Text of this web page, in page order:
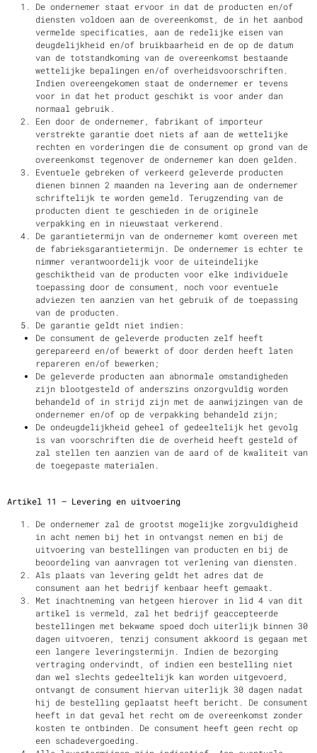
De ondernemer staat ervoor in dat de producten en/of
diensten voldoen aan de overeenkomst, de in het aanbod
vermelde specificaties, aan de redelijke eisen van
deugdelijkheid en/of bruikbaarheid en de op de datum
van de totstandkoming van de overeenkomst bestaande
wettelijke bepalingen en/of overheidsvoorschriften.
Indien overeengekomen staat de ondernemer er tevens
voor in dat het product geschikt is voor ander dan
normaal gebruik.
Een door de ondernemer, fabrikant of importeur
verstrekte garantie doet niets af aan de wettelijke
rechten en vorderingen die de consument op grond van de
overeenkomst tegenover de ondernemer kan doen gelden.
Eventuele gebreken of verkeerd geleverde producten
dienen binnen 2 maanden na levering aan de ondernemer
schriftelijk te worden gemeld. Terugzending van de
producten dient te geschieden in de originele
verpakking en in nieuwstaat verkerend.
De garantietermijn van de ondernemer komt overeen met
de fabrieksgarantietermijn. De ondernemer is echter te
nimmer verantwoordelijk voor de uiteindelijke
geschiktheid van de producten voor elke individuele
toepassing door de consument, noch voor eventuele
adviezen ten aanzien van het gebruik of de toepassing
van de producten.
De garantie geldt niet indien:
De consument de geleverde producten zelf heeft
gerepareerd en/of bewerkt of door derden heeft laten
repareren en/of bewerken;
De geleverde producten aan abnormale omstandigheden
zijn blootgesteld of anderszins onzorgvuldig worden
behandeld of in strijd zijn met de aanwijzingen van de
ondernemer en/of op de verpakking behandeld zijn;
De ondeugdelijkheid geheel of gedeeltelijk het gevolg
is van voorschriften die de overheid heeft gesteld of
zal stellen ten aanzien van de aard of de kwaliteit van
de toegepaste materialen.
Artikel 11 – Levering en uitvoering
De ondernemer zal de grootst mogelijke zorgvuldigheid
in acht nemen bij het in ontvangst nemen en bij de
uitvoering van bestellingen van producten en bij de
beoordeling van aanvragen tot verlening van diensten.
Als plaats van levering geldt het adres dat de
consument aan het bedrijf kenbaar heeft gemaakt.
Met inachtneming van hetgeen hierover in lid 4 van dit
artikel is vermeld, zal het bedrijf geaccepteerde
bestellingen met bekwame spoed doch uiterlijk binnen 30
dagen uitvoeren, tenzij consument akkoord is gegaan met
een langere leveringstermijn. Indien de bezorging
vertraging ondervindt, of indien een bestelling niet
dan wel slechts gedeeltelijk kan worden uitgevoerd,
ontvangt de consument hiervan uiterlijk 30 dagen nadat
hij de bestelling geplaatst heeft bericht. De consument
heeft in dat geval het recht om de overeenkomst zonder
kosten te ontbinden. De consument heeft geen recht op
een schadevergoeding.